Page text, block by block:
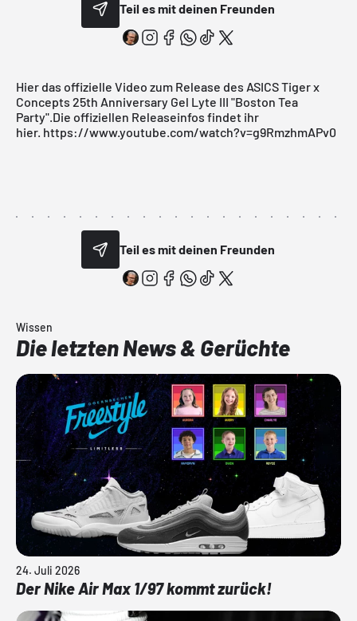
Teil es mit deinen Freunden
Hier das offizielle Video zum Release des ASICS Tiger x
Concepts 25th Anniversary Gel Lyte III "Boston Tea
Party".Die offiziellen Releaseinfos findet ihr
hier. https://www.youtube.com/watch?v=g9RmzhmAPv0
Teil es mit deinen Freunden
Wissen
Die letzten News & Gerüchte
24. Juli 2026
Der Nike Air Max 1/97 kommt zurück!